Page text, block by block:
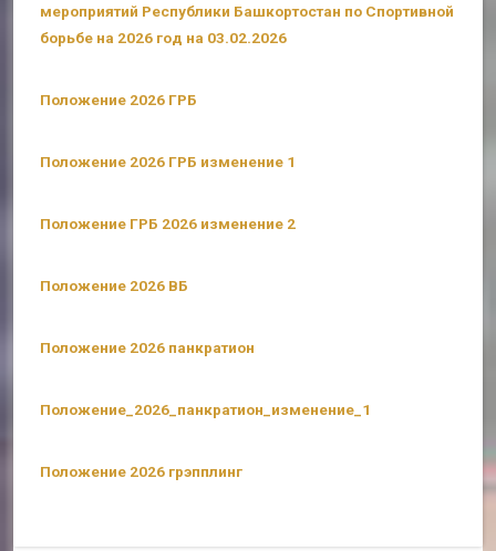
мероприятий Республики Башкортостан по Спортивной
борьбе на 2026 год на 03.02.2026
Положение 2026 ГРБ
Положение 2026 ГРБ изменение 1
Положение ГРБ 2026 изменение 2
Положение 2026 ВБ
Положение 2026 панкратион
Положение_2026_панкратион_изменение_1
Положение 2026 грэпплинг